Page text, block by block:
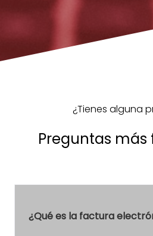
¿Tienes alguna
Preguntas
¿Qué es la factura